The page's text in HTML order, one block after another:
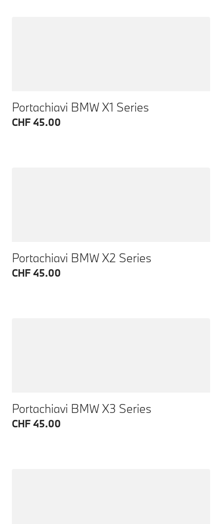
Portachiavi BMW X1 Series
CHF 45.00
Portachiavi BMW X2 Series
CHF 45.00
Portachiavi BMW X3 Series
CHF 45.00